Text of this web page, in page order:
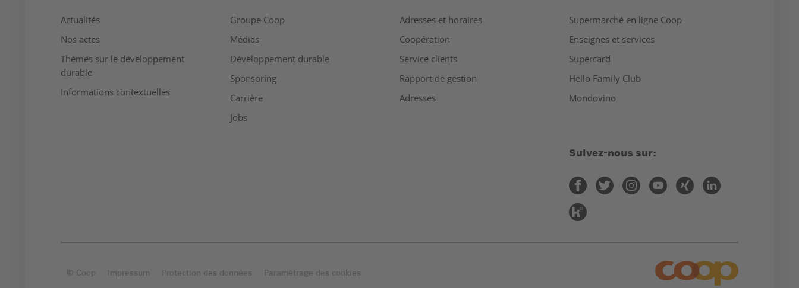
Actualités
Nos actes
Thèmes sur le développement
durable
Informations contextuelles
Groupe Coop
Médias
Développement durable
Sponsoring
Carrière
Jobs
Adresses et horaires
Coopération
Service clients
Rapport de gestion
Adresses
Supermarché en ligne Coop
Enseignes et services
Supercard
Hello Family Club
Mondovino
Suivez-nous sur:
© Coop Impressum Protection des données Paramétrage des cookies